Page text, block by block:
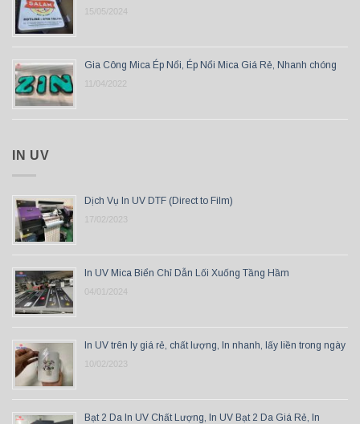
15/05/2024
Gia Công Mica Ép Nổi, Ép Nổi Mica Giá Rẻ, Nhanh chóng
11/04/2022
IN UV
Dịch Vụ In UV DTF (Direct to Film)
17/02/2023
In UV Mica Biển Chỉ Dẫn Lối Xuống Tầng Hầm
04/01/2024
In UV trên ly giá rẻ, chất lượng, In nhanh, lấy liền trong ngày
10/02/2023
Bạt 2 Da In UV Chất Lượng, In UV Bạt 2 Da Giá Rẻ, In